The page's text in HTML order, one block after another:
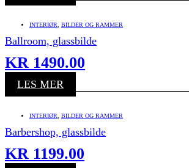
INTERIØR BILDER OG RAMMER
Ballroom, glassbilde
KR 1490.00
LES MER
INTERIØR BILDER OG RAMMER
Barbershop, glassbilde
KR 1199.00